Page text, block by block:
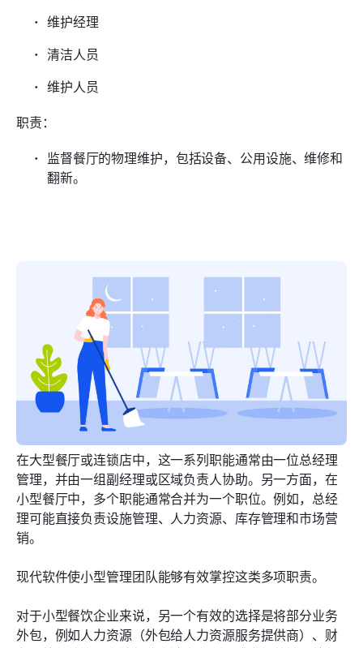
维护经理
清洁人员
维护人员
职责：
监督餐厅的物理维护，包括设备、公用设施、维修和
翻新。
在大型餐厅或连锁店中，这一系列职能通常由一位总经理
管理，并由一组副经理或区域负责人协助。另一方面，在
小型餐厅中，多个职能通常合并为一个职位。例如，总经
理可能直接负责设施管理、人力资源、库存管理和市场营
销。
现代软件使小型管理团队能够有效掌控这类多项职责。
对于小型餐饮企业来说，另一个有效的选择是将部分业务
外包，例如人力资源（外包给人力资源服务提供商）、财